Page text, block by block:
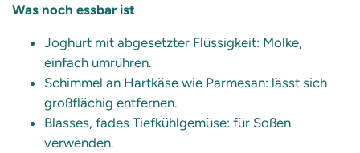
Was noch essbar ist
Joghurt mit abgesetzter Flüssigkeit: Molke,
einfach umrühren.
Schimmel an Hartkäse wie Parmesan: lässt sich
großflächig entfernen.
Blasses, fades Tiefkühlgemüse: für Soßen
verwenden.